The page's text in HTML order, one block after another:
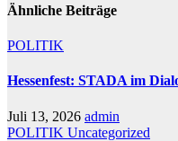
Ähnliche Beiträge
POLITIK
Hessenfest: STADA im
Juli 13, 2026 admin
POLITIK Uncategorized